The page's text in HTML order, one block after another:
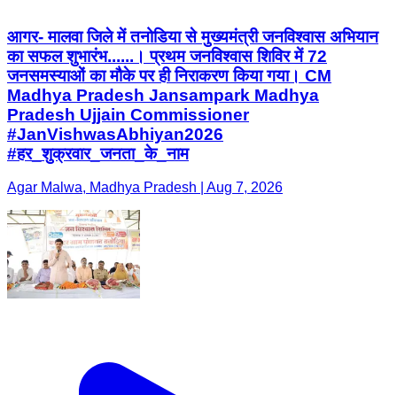
आगर- मालवा जिले में तनोडिया से मुख्यमंत्री जनविश्वास अभियान
का सफल शुभारंभ......। प्रथम जनविश्वास शिविर में 72
जनसमस्याओं का मौके पर ही निराकरण किया गया। CM
Madhya Pradesh Jansampark Madhya
Pradesh Ujjain Commissioner
#JanVishwasAbhiyan2026
#हर_शुक्रवार_जनता_के_नाम
Agar Malwa, Madhya Pradesh | Aug 7, 2026